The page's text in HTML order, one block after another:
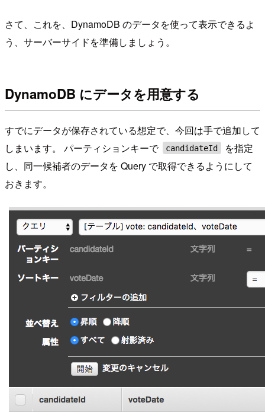
さて、これを、DynamoDB のデータを使って表示できるよ
う、サーバーサイドを準備しましょう。
DynamoDB にデータを用意する
すでにデータが保存されている想定で、今回は手で追加して
しまいます。 パーティションキーで
candidateId
を指定
し、同一候補者のデータを Query で取得できるようにして
おきます。